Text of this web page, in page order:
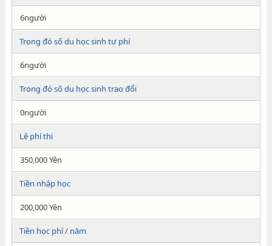
6người
Trong đó số du học sinh tư phí
6người
Trong đó số du học sinh trao đổi
0người
Lệ phí thi
350,000 Yên
Tiền nhập học
200,000 Yên
Tiền học phí / năm